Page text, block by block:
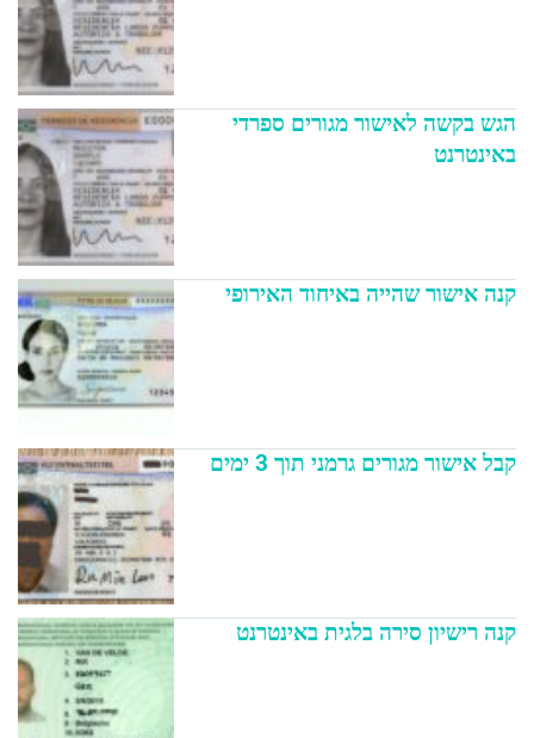
הגש בקשה לאישור מגורים ספרדי
באינטרנט
קנה אישור שהייה באיחוד האירופי
קבל אישור מגורים גרמני תוך 3 ימים
קנה רישיון סירה בלגית באינטרנט